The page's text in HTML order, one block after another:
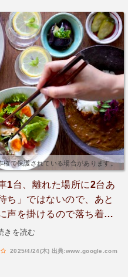
権で保護されている場合があります。
1台、離れた場所に2台あ
ち」ではないので、あと
声を掛けるので落ち着か
ときの利用をおすすめし
きを読む
2025/4/24(木) 出典:www.google.com